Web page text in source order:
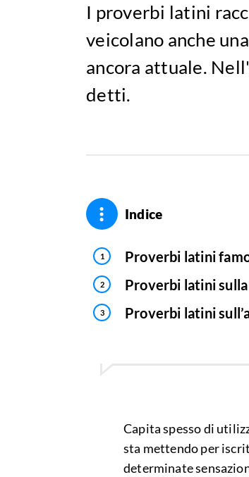
I proverbi latini
veicolano anche
ancora attuale.
detti.
Indice
Proverbi latini
Proverbi latini
Proverbi latini
Capita spesso di
sta mettendo per
determinate